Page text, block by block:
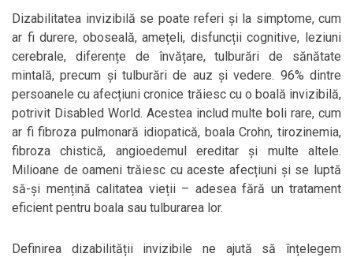
Dizabilitatea invizibilă se poate referi și la simptome, cum
ar fi durere, oboseală, amețeli, disfuncții cognitive, leziuni
cerebrale, diferențe de învățare, tulburări de sănătate
mintală, precum și tulburări de auz și vedere. 96% dintre
persoanele cu afecțiuni cronice trăiesc cu o boală invizibilă,
potrivit Disabled World. Acestea includ multe boli rare, cum
ar fi fibroza pulmonară idiopatică, boala Crohn, tirozinemia,
fibroza chistică, angioedemul ereditar și multe altele.
Milioane de oameni trăiesc cu aceste afecțiuni și se luptă
să-și mențină calitatea vieții – adesea fără un tratament
eficient pentru boala sau tulburarea lor.
Definirea dizabilității invizibile ne ajută să înțelegem